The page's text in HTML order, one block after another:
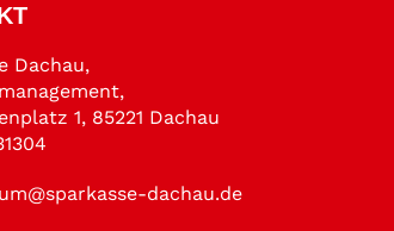
Dachau,
1, 85221 Dachau
dachau.de